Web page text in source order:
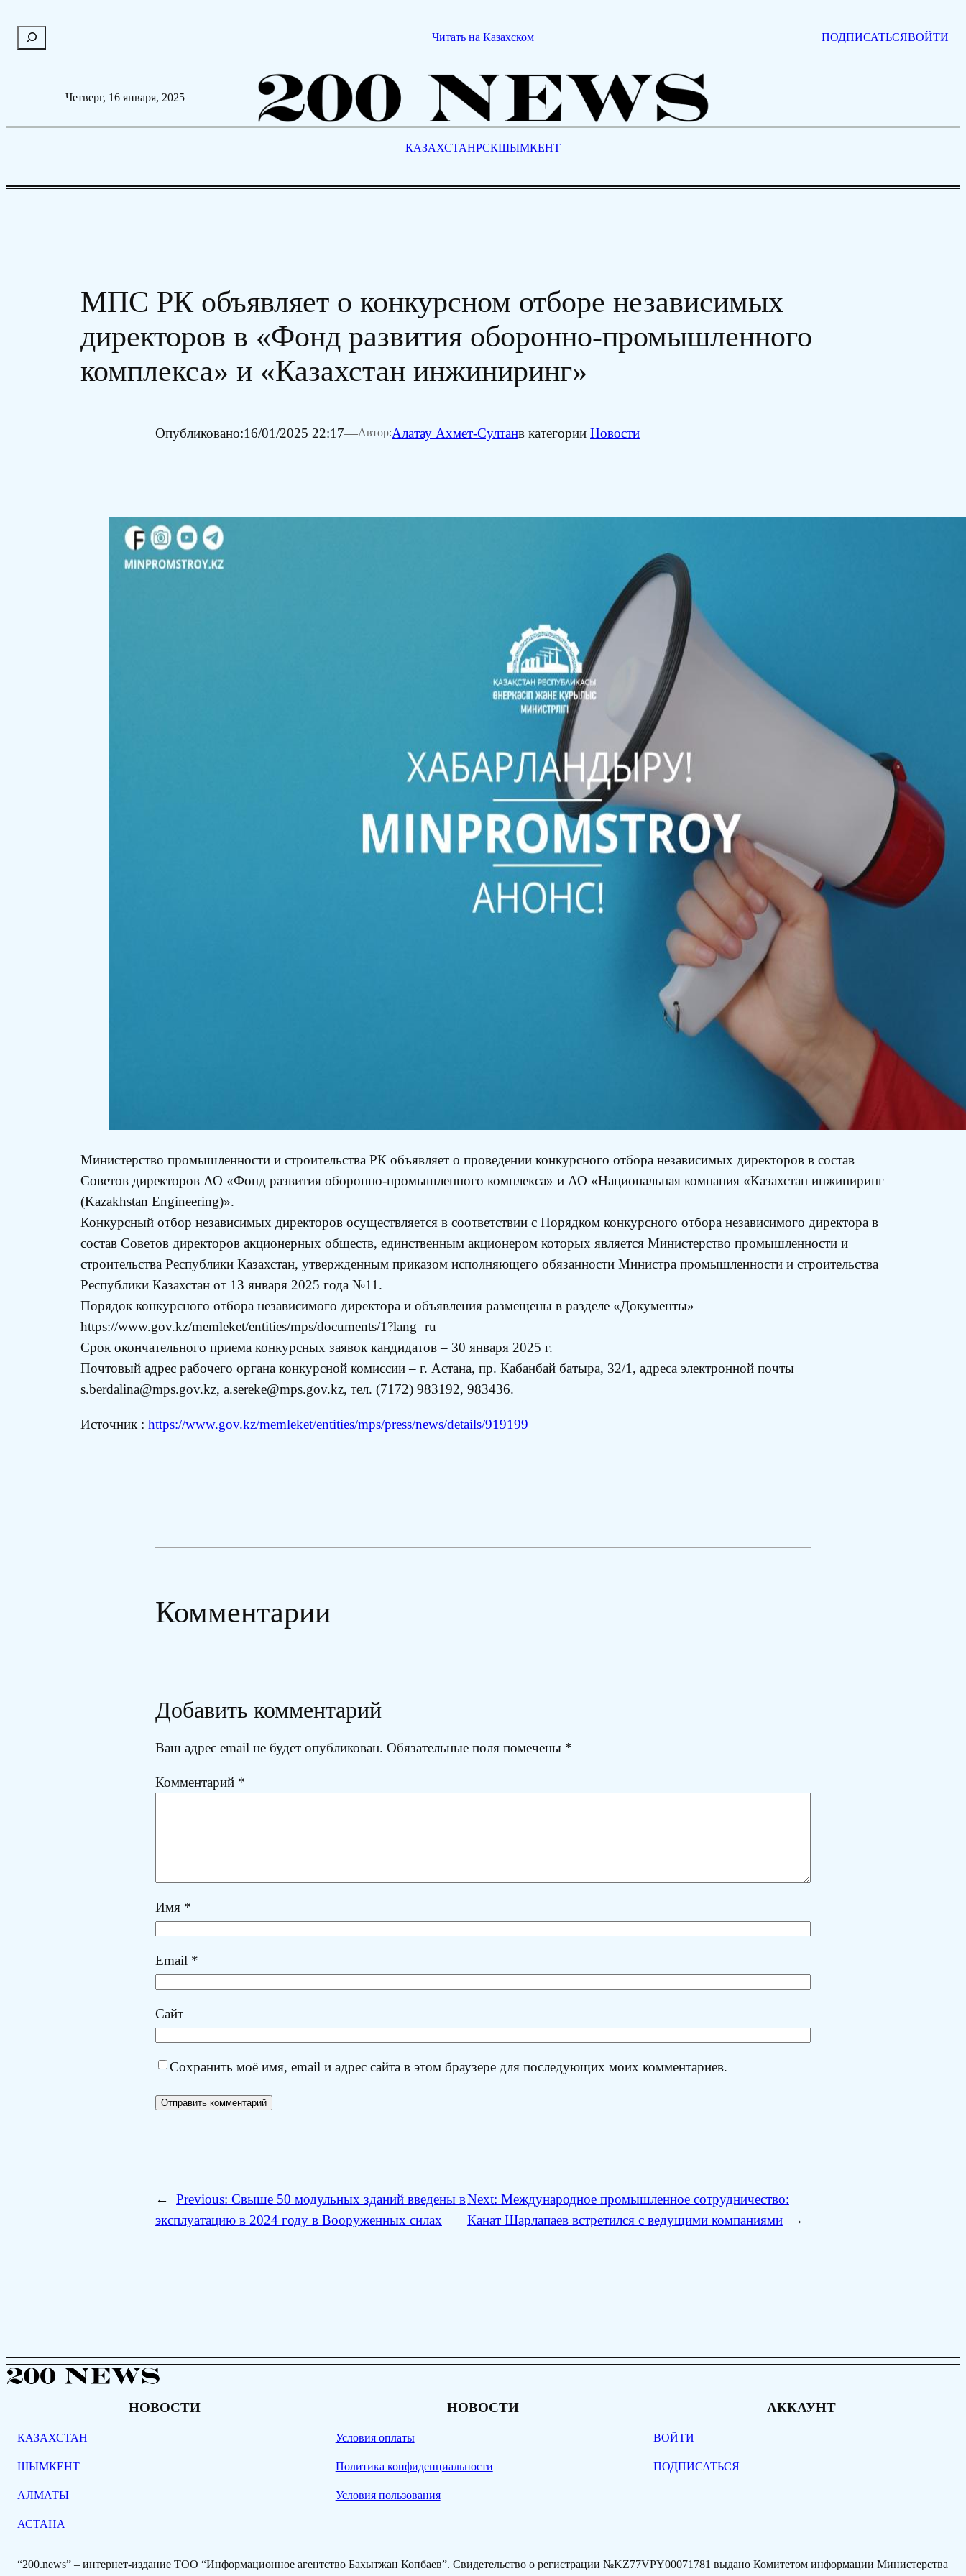
о
Читать на Казахском ПОДПИСАТЬСЯВОЙТИ
Четверг, 16 января, 2025
КАЗАХСТАНРСКШЫМКЕНТ
МПС РК объявляет о конкурсном отборе независимых
директоров в «Фонд развития оборонно-промышленного
комплекса» и «Казахстан инжиниринг»
Опубликовано:16/01/2025 22:17—Автор:Алатау Ахмет-Султанв категории Новости
Министерство промышленности и строительства РК объявляет о проведении конкурсного отбора независимых директоров в состав
Советов директоров АО «Фонд развития оборонно-промышленного комплекса» и АО «Национальная компания «Казахстан инжиниринг
(Kazakhstan Engineering)».
Конкурсный отбор независимых директоров осуществляется в соответствии с Порядком конкурсного отбора независимого директора в
состав Советов директоров акционерных обществ, единственным акционером которых является Министерство промышленности и
строительства Республики Казахстан, утвержденным приказом исполняющего обязанности Министра промышленности и строительства
Республики Казахстан от 13 января 2025 года №11.
Порядок конкурсного отбора независимого директора и объявления размещены в разделе «Документы»
https://www.gov.kz/memleket/entities/mps/documents/1?lang=ru
Срок окончательного приема конкурсных заявок кандидатов – 30 января 2025 г.
Почтовый адрес рабочего органа конкурсной комиссии – г. Астана, пр. Кабанбай батыра, 32/1, адреса электронной почты
s.berdalina@mps.gov.kz, a.sereke@mps.gov.kz, тел. (7172) 983192, 983436.
Источник : https://www.gov.kz/memleket/entities/mps/press/news/details/919199
Комментарии
Добавить комментарий
Ваш адрес email не будет опубликован. Обязательные поля помечены *
Комментарий *
Имя *
Email *
Сайт
Сохранить моё имя, email и адрес сайта в этом браузере для последующих моих комментариев.
← Previous: Свыше 50 модульных зданий введены в
эксплуатацию в 2024 году в Вооруженных силах
Next: Международное промышленное сотрудничество:
Канат Шарлапаев встретился с ведущими компаниями
→
НОВОСТИ
КАЗАХСТАН
ШЫМКЕНТ
АЛМАТЫ
АСТАНА
НОВОСТИ
Условия оплаты
Политика конфиденциальности
Условия пользования
АККАУНТ
ВОЙТИ
ПОДПИСАТЬСЯ
“200.news” – интернет-издание ТОО “Информационное агентство Бахытжан Копбаев”. Свидетельство о регистрации №KZ77VPY00071781 выдано Комитетом информации Министерства